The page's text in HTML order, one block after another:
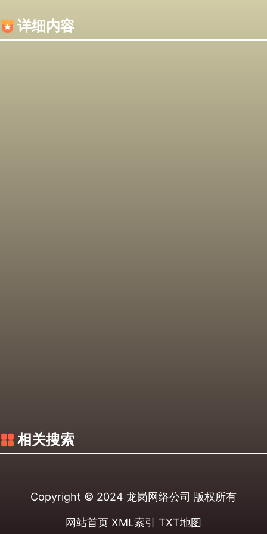
详细内容
相关搜索
Copyright © 2024 龙岗网络公司 版权所有
网站首页 XML索引 TXT地图